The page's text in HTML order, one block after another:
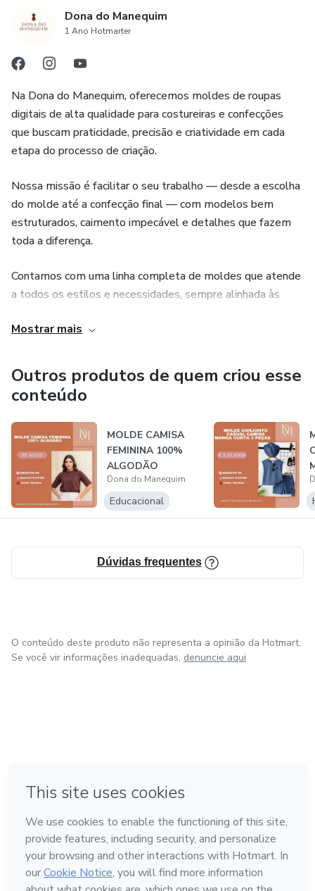
Dona do Manequim
1 Ano Hotmarter
Na Dona do Manequim, oferecemos moldes de roupas
digitais de alta qualidade para costureiras e confecções
que buscam praticidade, precisão e criatividade em cada
etapa do processo de criação.
Nossa missão é facilitar o seu trabalho — desde a escolha
do molde até a confecção final — com modelos bem
estruturados, caimento impecável e detalhes que fazem
toda a diferença.
Contamos com uma linha completa de moldes que atende
a todos os estilos e necessidades, sempre alinhada às
versáteis para que cada costureira ou ateliê possa imprimir
performance.
Seja você uma profissional experiente ou esteja dando os
primeiros passos, estamos aqui para transformar suas
ideias em roupas com design impecável e acabamento de
excelência.
Mostrar mais
Outros produtos de quem criou esse
conteúdo
MOLDE CAMISA
FEMININA 100%
ALGODÃO
Dona do Manequim
Educacional
Dúvidas frequentes
O conteúdo deste produto não representa a opinião da Hotmart.
Se você vir informações inadequadas, denuncie aqui
Feito com ❤ na Cidade do México
Conheça a Hotmart